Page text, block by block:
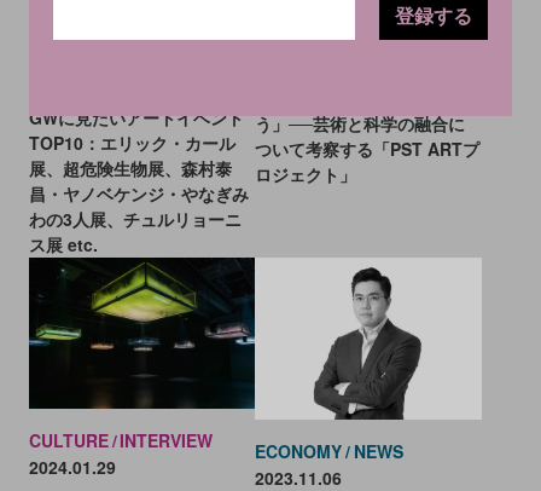
CULTURE NEWS
GWに見たいアートイベント
TOP10：エリック・カール
展、超危険生物展、森村泰
昌・ヤノベケンジ・やなぎみ
わの3人展、チュルリョーニ
ス展 etc.
INSIGHT
う」──芸術と科学の融合に
ついて考察する「PST ARTプ
ロジェクト」
CULTURE INTERVIEW
2024.01.29
ECONOMY NEWS
2023.11.06
登録する